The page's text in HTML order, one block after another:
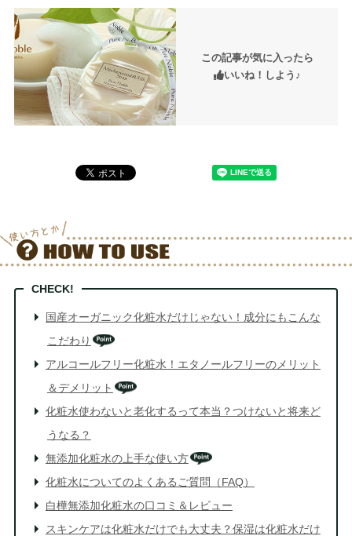
この記事が気に入ったら
いいね！しよう♪
国産オーガニック化粧水だけじゃない！成分にもこんな
こだわり
アルコールフリー化粧水！エタノールフリーのメリット
＆デメリット
化粧水使わないと老化するって本当？つけないと将来ど
うなる？
無添加化粧水の上手な使い方
化粧水についてのよくあるご質問（FAQ）
白樺無添加化粧水の口コミ＆レビュー
スキンケアは化粧水だけでも大丈夫？保湿は化粧水だけ